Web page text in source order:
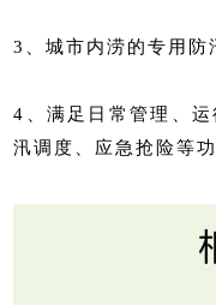
3、城市内涝的专用防
4、满足日常管理、
汛调度、应急抢险等功